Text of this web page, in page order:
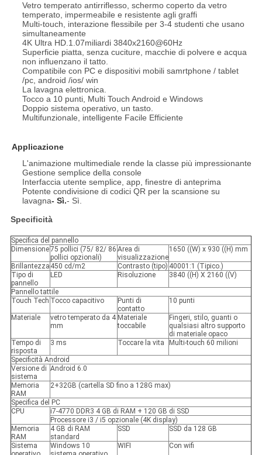
Vetro temperato antirriflesso, schermo coperto da vetro
temperato, impermeabile e resistente agli graffi
Multi-touch, interazione flessibile per 3-4 studenti che usano
simultaneamente
4K Ultra HD.1.07miliardi 3840x2160@60Hz
Superficie piatta, senza cuciture, macchie di polvere e acqua
non influenzano il tatto.
Compatibile con PC e dispositivi mobili samrtphone / tablet
/pc, android /ios/ win
La lavagna elettronica.
Tocco a 10 punti, Multi Touch Android e Windows
Doppio sistema operativo, un tasto.
Multifunzionale, intelligente Facile Efficiente
Applicazione
L'animazione multimediale rende la classe più impressionante
Gestione semplice della console
Interfaccia utente semplice, app, finestre di anteprima
Potente condivisione di codici QR per la scansione su
lavagna- Sì.- Sì.
Specificità
Specifica del pannello
Dimensione75 pollici (75/ 82/ 86
pollici opzionali)
Area di
visualizzazione
1650 ((W) x 930 ((H) mm
Brillantezza 450 cd/m2 Contrasto (tipo) 40001:1 (Tipico.)
Tipo di
pannello
LED Risoluzione 3840 ((H) X 2160 ((V)
Pannello tattile
Touch Tech Tocco capacitivo
Punti di
contatto
10 punti
Materiale
vetro temperato da 4
mm
Materiale
toccabile
Fingeri, stilo, guanti o
qualsiasi altro supporto
di materiale opaco
Tempo di
risposta
3 ms Toccare la vita Multi-touch 60 milioni
Specificità Android
Versione di
sistema
Android 6.0
Memoria
RAM
2+32GB (cartella SD fino a 128G max)
Specifica del PC
CPU
i7-4770 DDR3 4 GB di RAM + 120 GB di SSD
Processore i3 / i5 opzionale (4K display)
Memoria
RAM
4 GB di RAM
standard
SSD SSD da 128 GB
Sistema
Windows 10
WIFI Con wifi